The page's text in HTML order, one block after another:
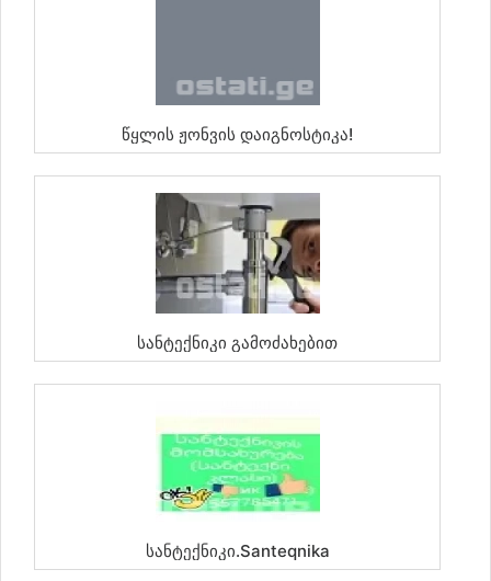
Წყლის Ჟონვის Დაიგნოსტიკა!
Სანტექნიკი Გამოძახებით
Სანტექნიკი.santeqnika